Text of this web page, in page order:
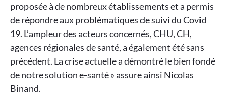
proposée à de nombreux établissements et a permis
de répondre aux problématiques de suivi du Covid
19. L’ampleur des acteurs concernés, CHU, CH,
agences régionales de santé, a également été sans
précédent. La crise actuelle a démontré le bien fondé
de notre solution e-santé » assure ainsi Nicolas
Binand.